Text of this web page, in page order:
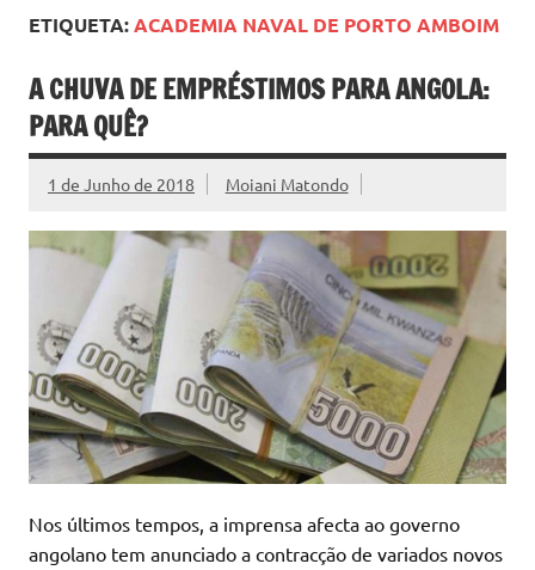
ETIQUETA:ACADEMIA NAVAL DE PORTO AMBOIM
A CHUVA DE EMPRÉSTIMOS PARA ANGOLA:
PARA QUÊ?
1 de Junho de 2018 Moiani Matondo
Nos últimos tempos, a imprensa afecta ao governo
angolano tem anunciado a contracção de variados novos